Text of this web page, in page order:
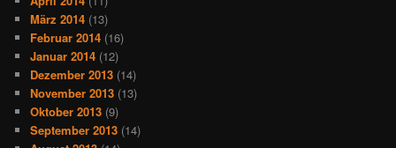
März 2014 (13)
Februar 2014 (16)
Januar 2014 (12)
Dezember 2013 (14)
November 2013 (13)
Oktober 2013 (9)
September 2013 (14)